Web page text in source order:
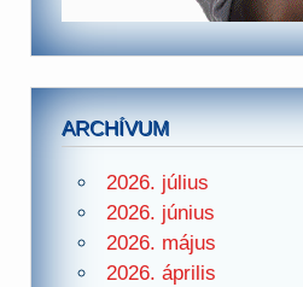
ARCHÍVUM
2026. július
2026. június
2026. május
2026. április